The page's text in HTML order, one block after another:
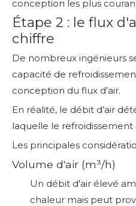
conception les plus
Étape 2 : le flux
chiffre
De nombreux ingénieurs
capacité de
conception du flux d’air.
En réalité, le débit d’air
laquelle le refroidissement
Les principales
Volume d'air (m³/h)
Un débit d'air élevé
chaleur mais peut